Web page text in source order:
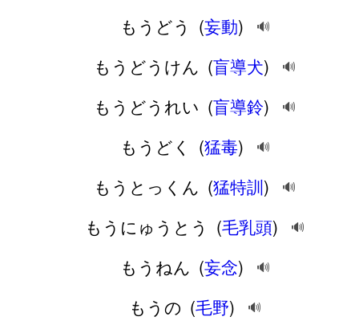
もうどう (妄動) 🔊
もうどうけん (盲導犬) 🔊
もうどうれい (盲導鈴) 🔊
もうどく (猛毒) 🔊
もうとっくん (猛特訓) 🔊
もうにゅうとう (毛乳頭) 🔊
もうねん (妄念) 🔊
もうの (毛野) 🔊